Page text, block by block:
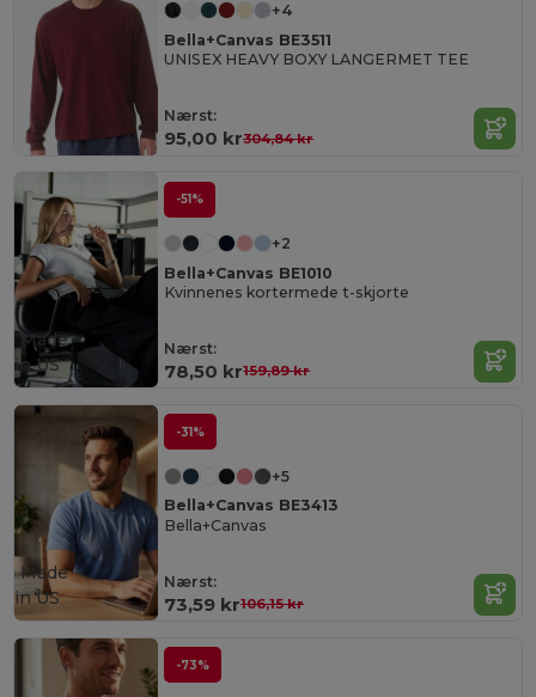
+4
Bella+Canvas BE3511
UNISEX HEAVY BOXY LANGERMET TEE
Nærst:
95,00 kr304,84 kr
-51%
+2
Bella+Canvas BE1010
Kvinnenes kortermede t-skjorte
Nærst:
78,50 kr159,89 kr
Made
in US
-31%
+5
Bella+Canvas BE3413
Bella+Canvas
Nærst:
73,59 kr106,15 kr
Made
in US
-73%